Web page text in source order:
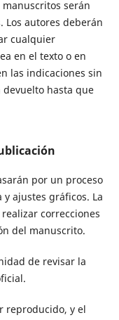
serán
Los autores deberán
cualquier
en el texto o en
las indicaciones sin
hasta que
por un proceso
ajustes gráficos. La
correcciones
del manuscrito.
de revisar la
reproducido, y el